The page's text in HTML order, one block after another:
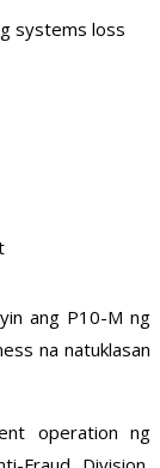
systems loss
ang P10-M ng
na natuklasan
operation ng